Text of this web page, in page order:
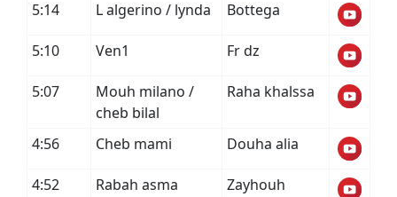
5:14 L algerino / lynda Bottega
5:10 Ven1 Fr dz
5:07
Mouh milano /
cheb bilal
Raha khalssa
4:56 Cheb mami Douha alia
4:52 Rabah asma Zayhouh